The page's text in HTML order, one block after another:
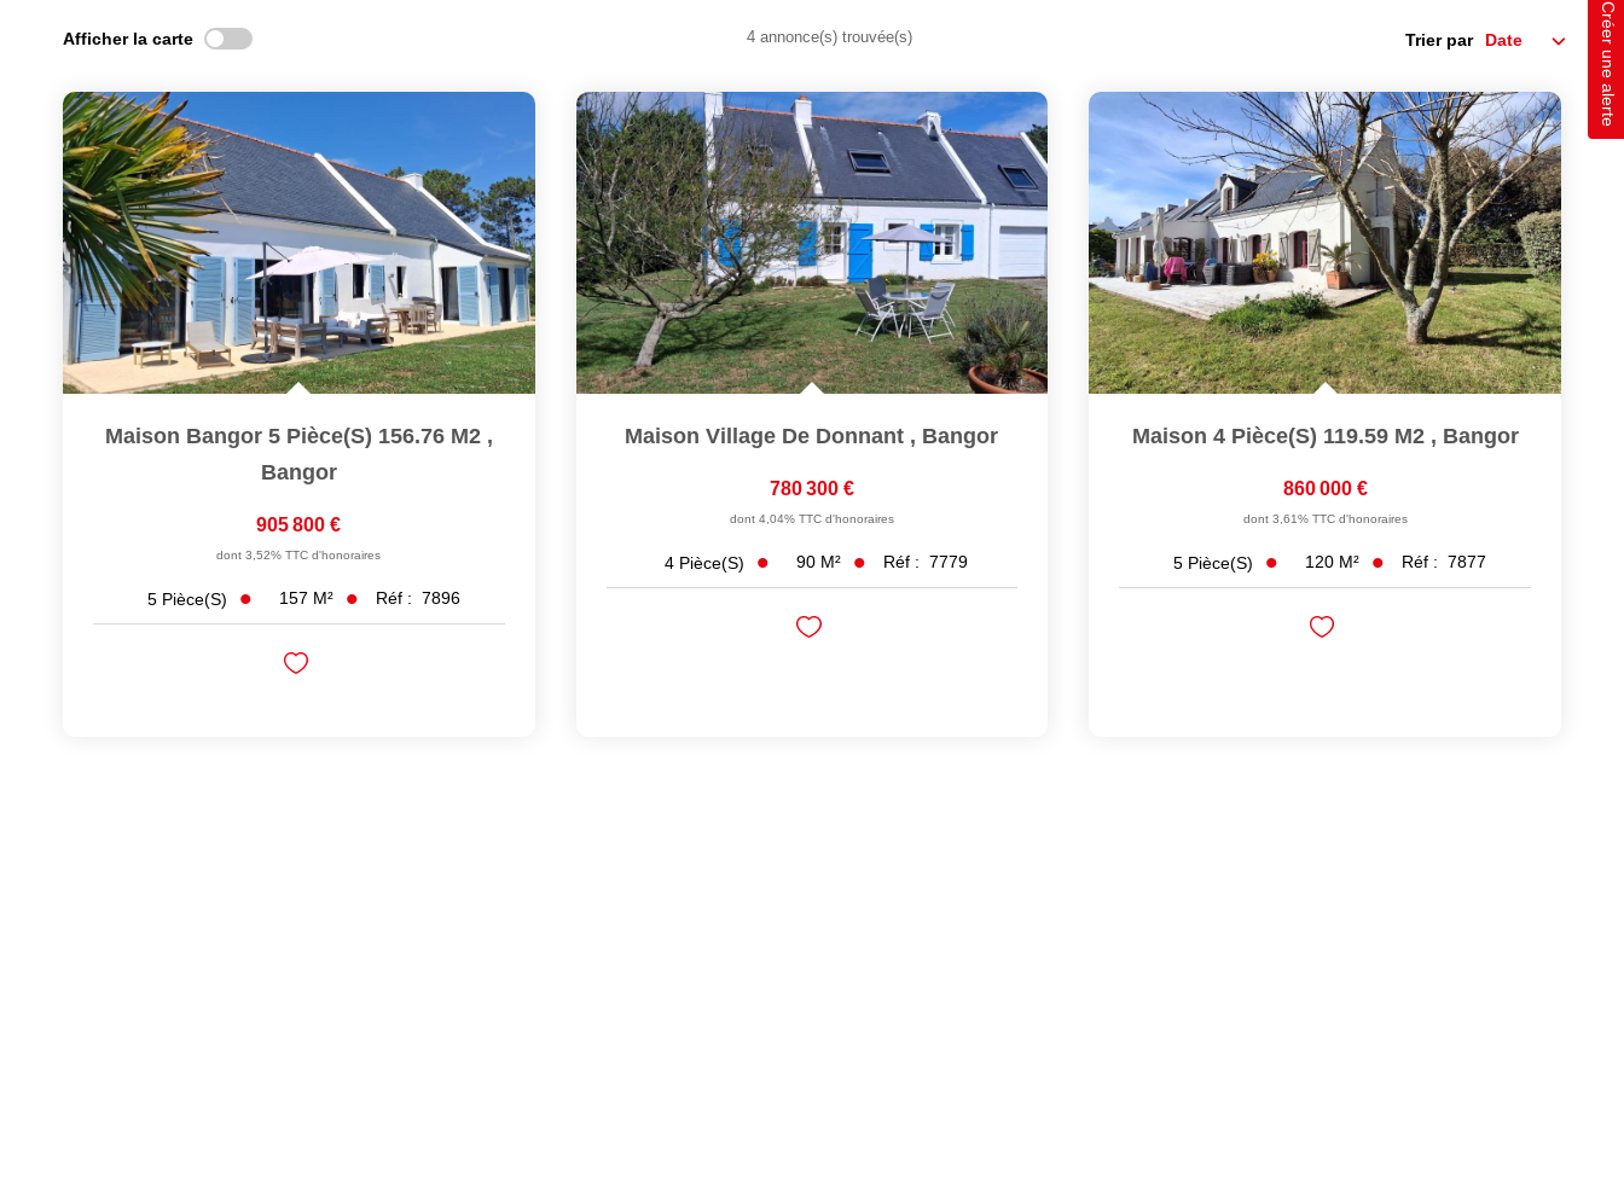
Créer une alerte
Afficher la carte 4 annonce(s) trouvée(s) Trier par
Maison Bangor 5 Pièce(s) 156.76 M2 ,
Bangor
905 800 €
dont 3,52% TTC d'honoraires
5 Pièce(s) 157 M² Réf : 7896
Maison Village De Donnant , Bangor
780 300 €
dont 4,04% TTC d'honoraires
4 Pièce(s) 90 M² Réf : 7779
Maison 4 Pièce(s) 119.59 M2 , Bangor
860 000 €
dont 3,61% TTC d'honoraires
5 Pièce(s) 120 M² Réf : 7877